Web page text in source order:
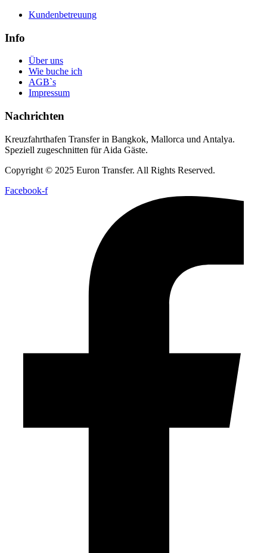
Kundenbetreuung
Info
Über uns
Wie buche ich
AGB`s
Impressum
Nachrichten
Kreuzfahrthafen Transfer in Bangkok, Mallorca und Antalya.
Speziell zugeschnitten für Aida Gäste.
Copyright © 2025 Euron Transfer. All Rights Reserved.
Facebook-f